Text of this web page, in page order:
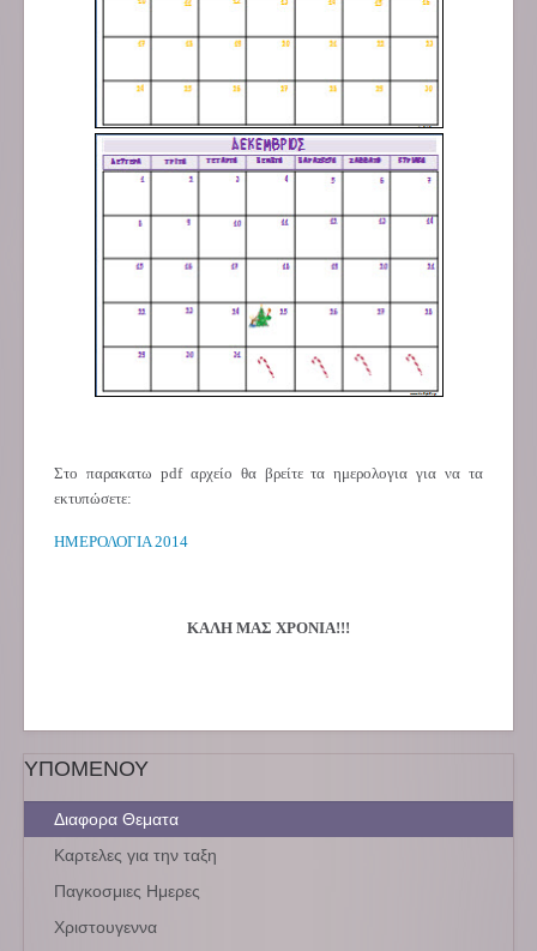
Στο παρακατω pdf αρχείο θα βρείτε τα ημερολογια για να τα
εκτυπώσετε:
ΗΜΕΡΟΛΟΓΙΑ 2014
ΚΑΛΗ ΜΑΣ ΧΡΟΝΙΑ!!!
ΥΠΟΜΕΝΟΥ
Διαφορα Θεματα
Καρτελες για την ταξη
Παγκοσμιες Ημερες
Χριστουγεννα